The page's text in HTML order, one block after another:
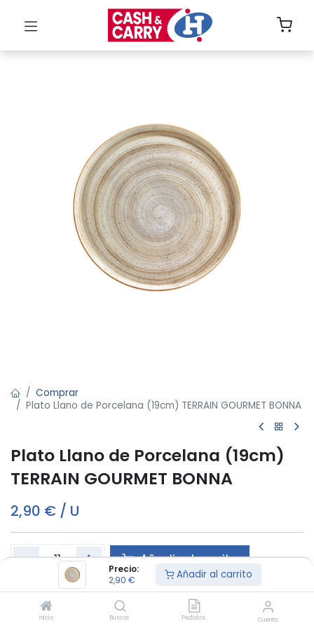
Precio:
2,90 € Añadir al carrito
Inicio Buscar Pedidos Cuenta
Comprar
Plato Llano de Porcelana (19cm) TERRAIN GOURMET BONNA
Plato Llano de Porcelana (19cm)
TERRAIN GOURMET BONNA
2,90 € / U
Añadir al carrito
Este producto es vendido en cajas de 12